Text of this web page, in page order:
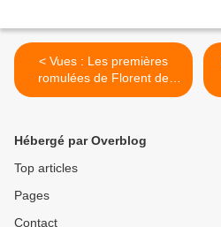
< Vues : Les premières
romulées de Florent de
2024
Hébergé par Overblog
Top articles
Pages
Contact